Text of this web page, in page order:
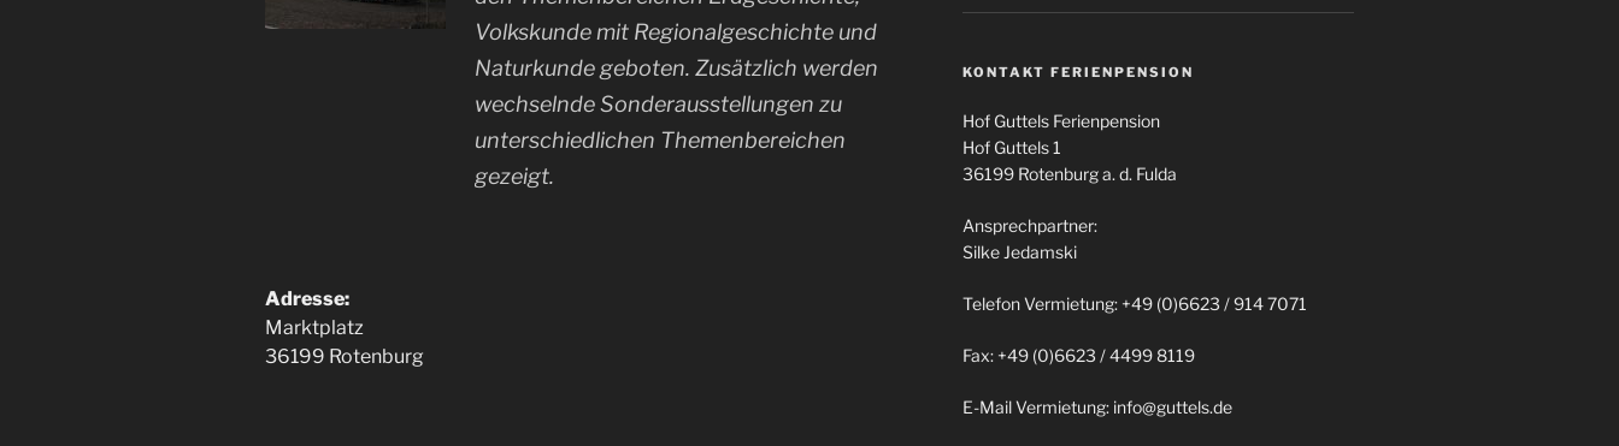
Volkskunde mit Regionalgeschichte und
Naturkunde geboten. Zusätzlich werden
wechselnde Sonderausstellungen zu
unterschiedlichen Themenbereichen
gezeigt.
Adresse:
Marktplatz
36199 Rotenburg
KONTAKT FERIENPENSION
Hof Guttels Ferienpension
Hof Guttels 1
36199 Rotenburg a. d. Fulda
Ansprechpartner:
Silke Jedamski
Telefon Vermietung: +49 (0)6623 / 914 7071
Fax: +49 (0)6623 / 4499 8119
E-Mail Vermietung: info@guttels.de